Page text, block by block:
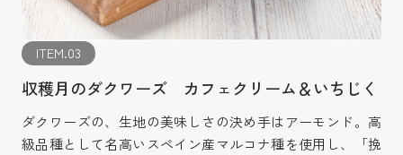
ITEM.03
収穫月のダクワーズ カフェクリーム＆いちじく
ダクワーズの、生地の美味しさの決め手はアーモンド。高
級品種として名高いスペイン産マルコナ種を使用し、「挽